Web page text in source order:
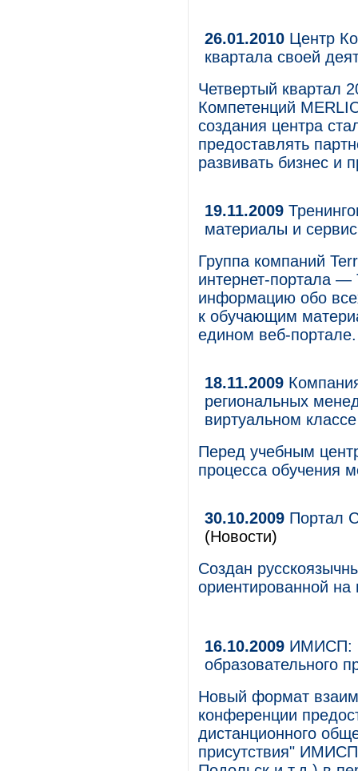
26.01.2010 Центр
квартала своей
Четвертый квартал
Компетенций
создания центра
предоставлять
развивать бизнес и
19.11.2009
материалы и
Группа компаний
интернет-портала —
информацию обо
к обучающим
едином веб-портале.
18.11.2009
региональных
виртуальном
Перед учебным
процесса обучения
30.10.2009 Портал
(Новости)
Cоздан
ориентированной
16.10.2009 ИМИСП:
образовательного
Новый формат
конференции
дистанционного
присутствия"